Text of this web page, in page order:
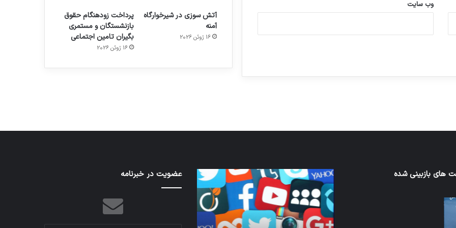
وب‌ سایت
آتش سوزی در شیرخوارگاه
آمنه
16 ژوئن 2026
پرداخت زودهنگام حقوق
بازنشستگان و مستمری
بگیران تامین اجتماعی
16 ژوئن 2026
هدفون های 2023
های بازبینی شده
کدام
برنامه‌های
پیام‌رسان
اطلاعات
کاربران
نخستین
خودران
عضویت در خبرنامه